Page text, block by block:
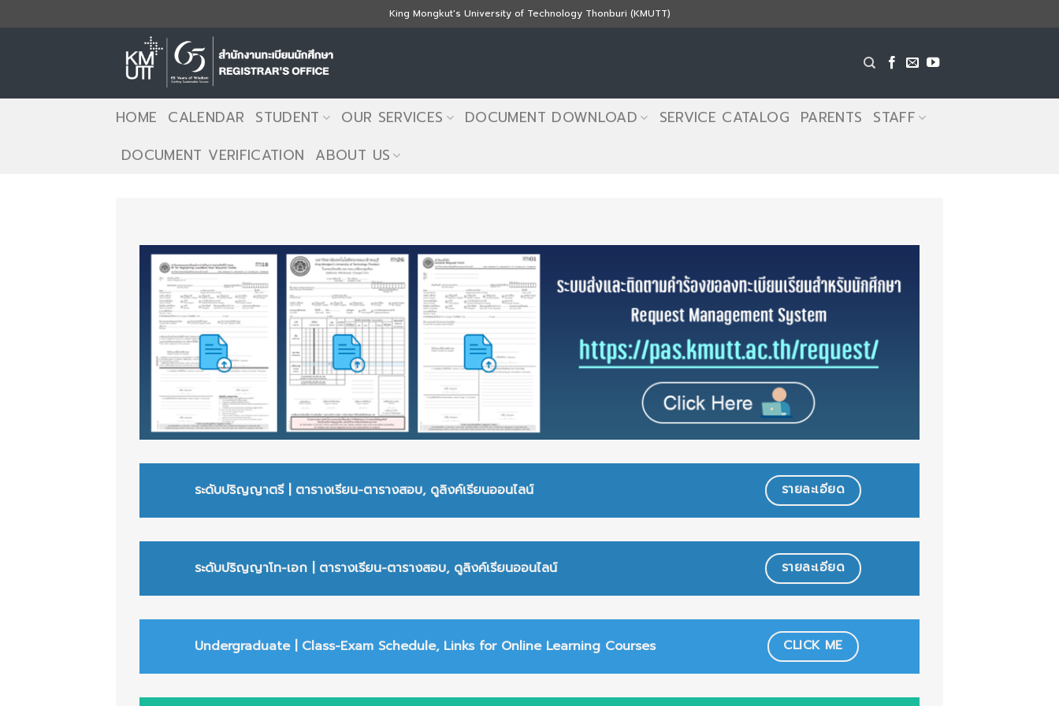
to
King Mongkut's University of Technology Thonburi (KMUTT)
HOME CALENDAR STUDENT OUR SERVICES DOCUMENT DOWNLOAD SERVICE CATALOG PARENTS
STAFF
DOCUMENT VERIFICATION
ABOUT US
ระดับปริญญาตรี | ตารางเรียน-ตารางสอบ, ดูลิงค์เรียนออนไลน์ รายละเอียด
ระดับปริญญาโท-เอก | ตารางเรียน-ตารางสอบ, ดูลิงค์เรียนออนไลน์ รายละเอียด
Undergraduate | Class-Exam Schedule, Links for Online Learning Courses CLICK ME